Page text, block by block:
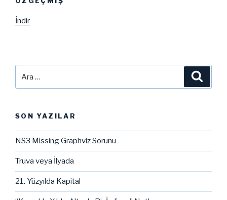
İndir
SON YAZILAR
NS3 Missing Graphviz Sorunu
Truva veya İlyada
21. Yüzyılda Kapital